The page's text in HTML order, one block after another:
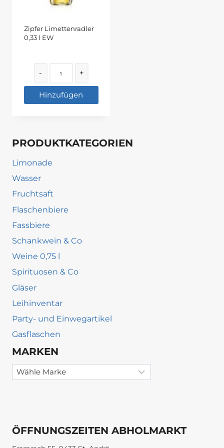
Zipfer Limettenradler
0,33 l EW
- +
Hinzufügen
PRODUKTKATEGORIEN
Limonade
Wasser
Fruchtsaft
Flaschenbiere
Fassbiere
Schankwein & Co
Weine 0,75 l
Spirituosen & Co
Gläser
Leihinventar
Party- und Einwegartikel
Gasflaschen
MARKEN
ÖFFNUNGSZEITEN ABHOLMARKT